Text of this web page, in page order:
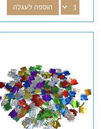
הוספה לעגלה